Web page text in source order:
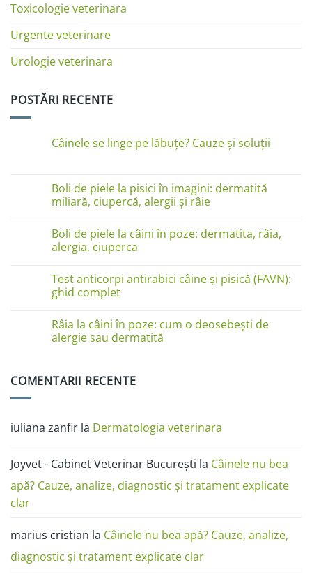
Toxicologie veterinara
Urgente veterinare
Urologie veterinara
POSTĂRI RECENTE
Câinele se linge pe lăbuțe? Cauze și soluții
Câinele
se
linge
Cauze
și
soluții
Boli de piele la pisici în imagini: dermatită
miliară, ciupercă, alergii și râie
la
Boli
de
pisici
în
imagini:
ciupercă,
alergii
și
Boli de piele la câini în poze: dermatita, râia,
alergia, ciuperca
Boli
de
câini
în
poze:
ciuperca
Test anticorpi antirabici câine și pisică (FAVN):
ghid complet
la
Test
anticorpi
pisică
Râia la câini în poze: cum o deosebești de
alergie sau dermatită
Râia
cum
o
alergie
sau
COMENTARII RECENTE
iuliana zanfir la Dermatologia veterinara
Joyvet - Cabinet Veterinar București la Câinele nu bea
apă? Cauze, analize, diagnostic și tratament explicate
clar
marius cristian la Câinele nu bea apă? Cauze, analize,
diagnostic și tratament explicate clar